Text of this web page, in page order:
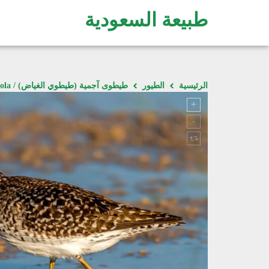
طبيعة السعودية
الرئيسية الطيور طيطوى آجمية (طيطوي الغياض) / Tringa glareola